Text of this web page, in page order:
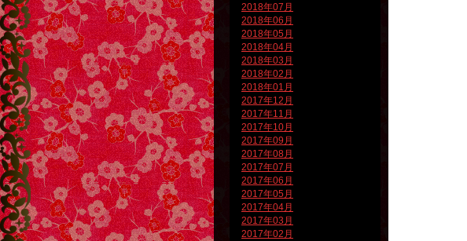
2018年07月
2018年06月
2018年05月
2018年04月
2018年03月
2018年02月
2018年01月
2017年12月
2017年11月
2017年10月
2017年09月
2017年08月
2017年07月
2017年06月
2017年05月
2017年04月
2017年03月
2017年02月